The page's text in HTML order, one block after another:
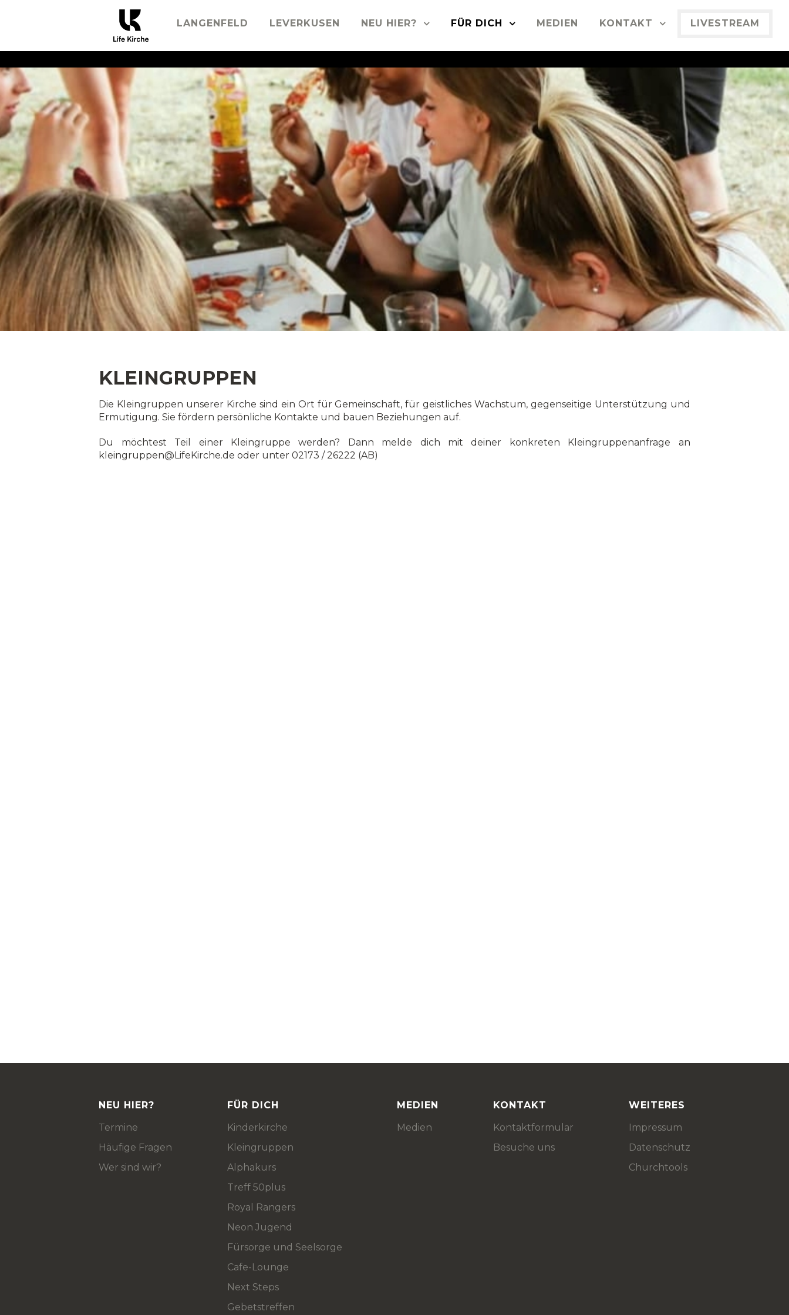
LANGENFELD LEVERKUSEN NEU HIER? FÜR DICH MEDIEN KONTAKT LIVESTREAM
KLEINGRUPPEN
Die Kleingruppen unserer Kirche sind ein Ort für Gemeinschaft, für geistliches Wachstum, gegenseitige Unterstützung und
Ermutigung. Sie fördern persönliche Kontakte und bauen Beziehungen auf.
Du möchtest Teil einer Kleingruppe werden? Dann melde dich mit deiner konkreten Kleingruppenanfrage an
kleingruppen@LifeKirche.de oder unter 02173 / 26222 (AB)
NEU HIER?
Termine
Häufige Fragen
Wer sind wir?
FÜR DICH
Kinderkirche
Kleingruppen
Alphakurs
Treff 50plus
Royal Rangers
Neon Jugend
Fürsorge und Seelsorge
Cafe-Lounge
Next Steps
Gebetstreffen
MEDIEN
Medien
KONTAKT
Kontaktformular
Besuche uns
WEITERES
Impressum
Datenschutz
Churchtools